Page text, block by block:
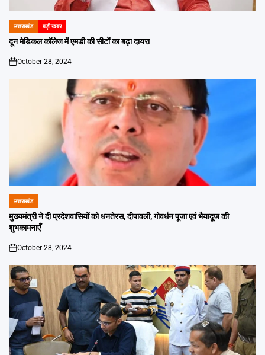
POSTED
IN
उत्तराखंड बड़ी खबर
दून मेडिकल कॉलेज में एमडी की सीटों का बढ़ा दायरा
on
October 28, 2024
POSTED
IN
उत्तराखंड
मुख्यमंत्री ने दी प्रदेशवासियों को धनतेरस, दीपावली, गोवर्धन पूजा एवं भैयादूज की
शुभकामनाएँ
on
October 28, 2024